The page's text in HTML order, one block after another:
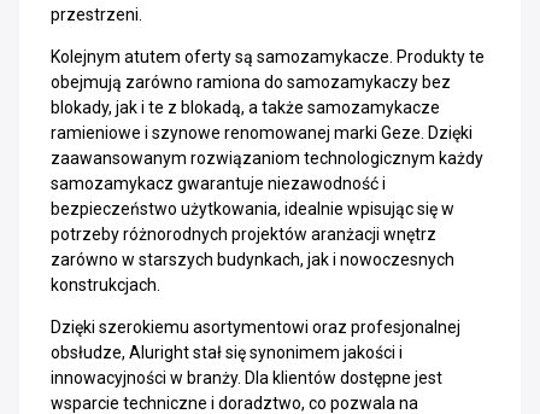
przestrzeni.
Kolejnym atutem oferty są samozamykacze. Produkty te
obejmują zarówno ramiona do samozamykaczy bez
blokady, jak i te z blokadą, a także samozamykacze
ramieniowe i szynowe renomowanej marki Geze. Dzięki
zaawansowanym rozwiązaniom technologicznym każdy
samozamykacz gwarantuje niezawodność i
bezpieczeństwo użytkowania, idealnie wpisując się w
potrzeby różnorodnych projektów aranżacji wnętrz
zarówno w starszych budynkach, jak i nowoczesnych
konstrukcjach.
Dzięki szerokiemu asortymentowi oraz profesjonalnej
obsłudze, Aluright stał się synonimem jakości i
innowacyjności w branży. Dla klientów dostępne jest
wsparcie techniczne i doradztwo, co pozwala na